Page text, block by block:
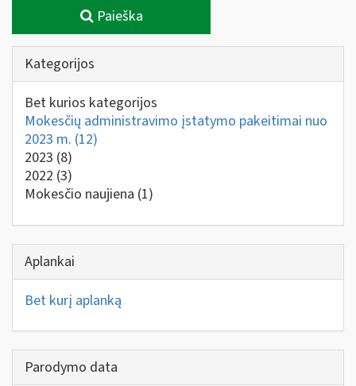
Paieška
Kategorijos
Bet kurios kategorijos
Mokesčių administravimo įstatymo pakeitimai nuo
2023 m. (12)
2023 (8)
2022 (3)
Mokesčio naujiena (1)
Aplankai
Bet kurį aplanką
Parodymo data